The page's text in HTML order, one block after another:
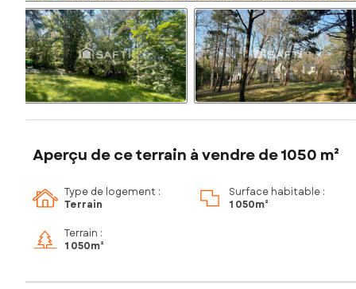
Aperçu de ce terrain à vendre de 1050 m²
Type de logement :
Terrain
Surface habitable :
1 050m²
Terrain :
1 050m²